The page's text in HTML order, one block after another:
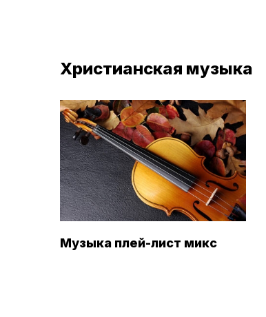
Христианская музыка
Музыка плей-лист микс